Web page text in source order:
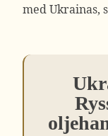
med Ukrainas,